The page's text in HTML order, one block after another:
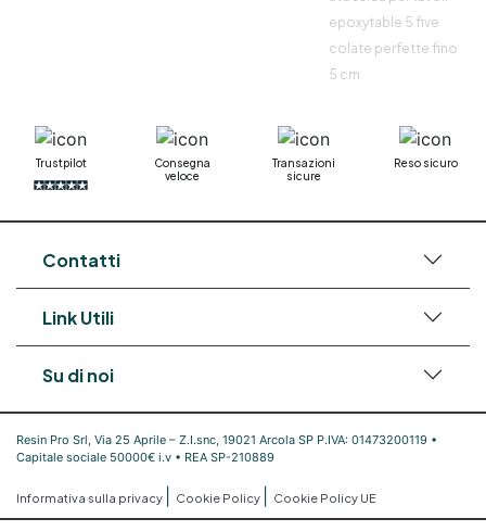
epoxytable 5 five
colate perfette fino
5 cm
Trustpilot
Consegna
veloce
Transazioni
sicure
Reso sicuro
Contatti
Link Utili
Su di noi
Resin Pro Srl, Via 25 Aprile – Z.I.snc, 19021 Arcola SP P.IVA: 01473200119 •
Capitale sociale 50000€ i.v • REA SP-210889
Informativa sulla privacy Cookie Policy Cookie Policy UE